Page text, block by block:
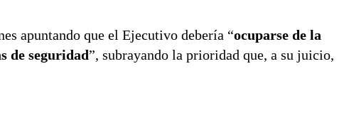
apuntando que el Ejecutivo debería “ocuparse de la
de seguridad”, subrayando la prioridad que, a su juicio,